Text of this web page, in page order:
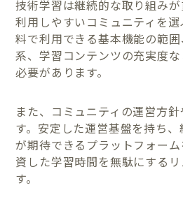
技術学習は継続的な取り組み
利用しやすいコミュニティを
料で利用できる基本機能の範
系、学習コンテンツの充実度
必要があります。
また、コミュニティの運営方
す。安定した運営基盤を持ち
が期待できるプラットフォー
資した学習時間を無駄にする
す。